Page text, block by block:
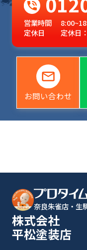
営業時間
定休日
定休日
お問い合わせ
奈良朱雀店・生
株式会社
平松塗装店